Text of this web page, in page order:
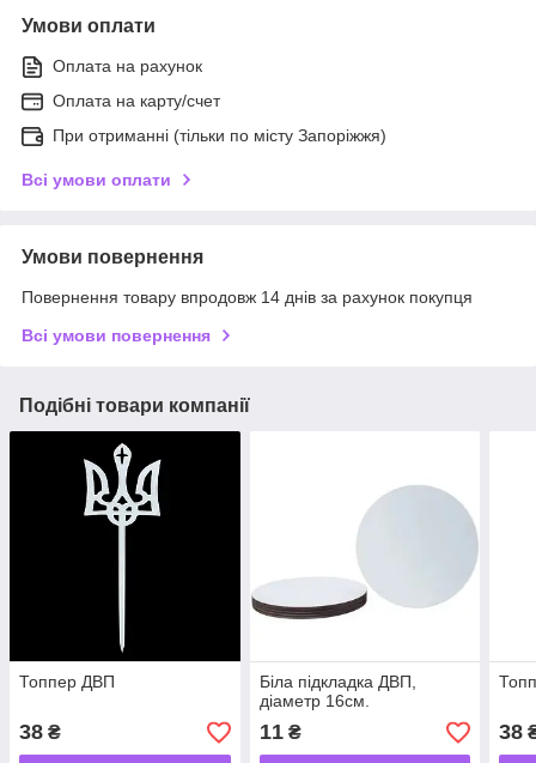
Умови оплати
Оплата на рахунок
Оплата на карту/счет
При отриманні (тільки по місту Запоріжжя)
Всі умови оплати
Умови повернення
Повернення товару впродовж 14 днів за рахунок покупця
Всі умови повернення
Подібні товари компанії
Топпер ДВП
38 ₴
Біла підкладка ДВП,
діаметр 16см.
11₴ 38